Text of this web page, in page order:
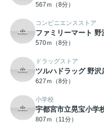
567ｍ（8分）
コンビニエンスストア
ファミリーマート 野
570ｍ（8分）
ドラッグストア
ツルハドラッグ 野沢
627ｍ（8分）
小学校
宇都宮市立晃宝小学
807ｍ（11分）